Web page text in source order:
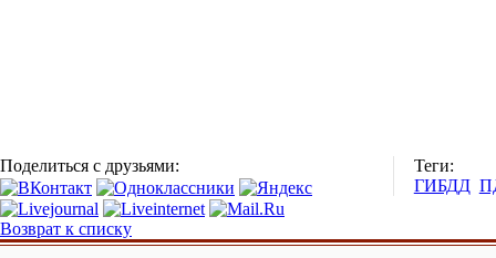
Поделиться с друзьями:
Теги:
ГИБДД
Возврат к списку